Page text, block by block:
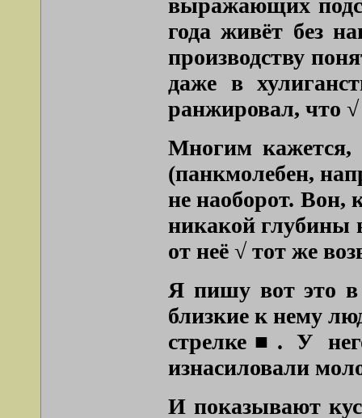
выражающих
года живёт без
производству
даже в
ранжировал, что √
Многим
(панкмолебен,
не наоборот. Вон,
никакой глубины
от неё √ тот же
Я пишу вот это в
близкие к нему
стрелке■. У
изнасиловали
И показывают